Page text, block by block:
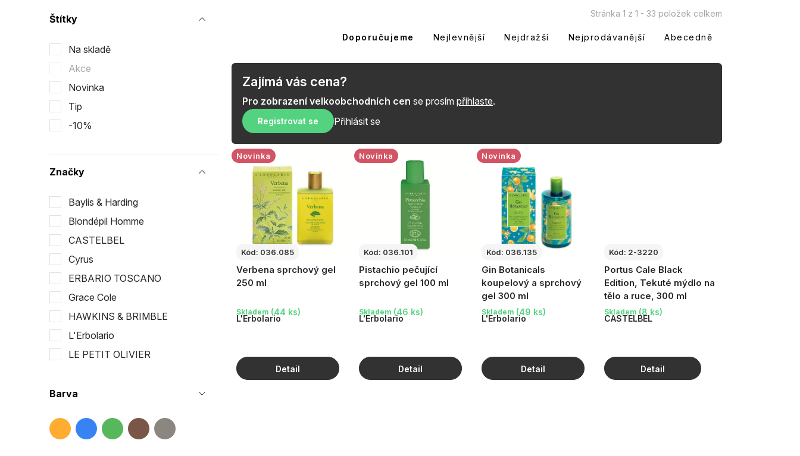
P
s
t
r
a
n
í
p
a
n
e
l
Štítky
Na skladě
Akce
Novinka
Tip
-10%
Značky
Baylis & Harding
Blondépil Homme
CASTELBEL
Cyrus
ERBARIO TOSCANO
Grace Cole
HAWKINS & BRIMBLE
L'Erbolario
LE PETIT OLIVIER
SCOTTISH FINE SOAPS
Barva
Stránka 1 z 1 - 33 položek celkem
Ř
a
z
e
n
í
r
d
u
Doporučujeme Nejlevnější Nejdražší Nejprodávanější Abecedně
V
p
i
s
d
u
t
Zajímá vás cena?
Pro zobrazení velkoobchodních cen se prosím přihlaste.
Registrovat se Přihlásit se
Verbena sprchový gel
250 ml
Novinka
L'Erbolario
Skladem (44 ks)
Kód: 036.085
Pistachio pečující
sprchový gel 100 ml
Novinka
L'Erbolario
Skladem (46 ks)
Kód: 036.101
Gin Botanicals
koupelový a sprchový
gel 300 ml
Novinka
L'Erbolario
Skladem (49 ks)
Kód: 036.135
Portus Cale Black
Edition, Tekuté mýdlo na
tělo a ruce, 300 ml
CASTELBEL
Skladem (8 ks)
Kód: 2-3220